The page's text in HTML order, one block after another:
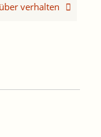
verhalten